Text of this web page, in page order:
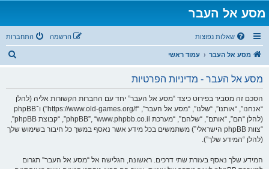
מסע אל העבר
שאלות נפוצות התחברות הרשמה
מסע אל העבר עמוד ראשי
מסע אל העבר - מדיניות הפרטיות
הסכם זה מסביר בפירוט כיצד “מסע אל העבר” יחד עם החברות הקשורות אליה (להלן
“אנחנו”, “אותנו”, “שלנו”, “מסע אל העבר”, “https://www.old-games.org/f”) ו־phpBB
(להלן “הם”, “אותם”, “שלהם”, “מערכת phpBB”, “www.phpbb.co.il”, “קבוצת phpBB”,
“צוות phpBB הישראלי”) משתמשים בכל מידע אשר נאסף במשך כל חיבור בשימוש שלך
(להלן “המידע שלך”).
המידע שלך נאסף בעזרת שתי דרכים. ראשונה, הגלישה אל “מסע אל העבר” תגרום